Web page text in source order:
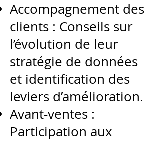
Accompagnement des
clients : Conseils sur
l’évolution de leur
stratégie de données
et identification des
leviers d’amélioration.
Avant-ventes :
Participation aux